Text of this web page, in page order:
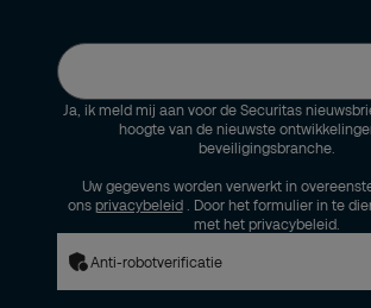
Ja, ik meld mij aan voor de Securitas
hoogte van de nieuwste
beveiligingsbranche.
Uw gegevens worden verwerkt in
ons privacybeleid
. Door het formulier in te
met het privacybeleid.
Anti-robotverificatie